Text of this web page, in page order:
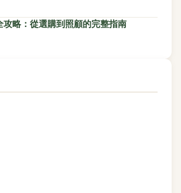
攻略：從選購到照顧的完整指南